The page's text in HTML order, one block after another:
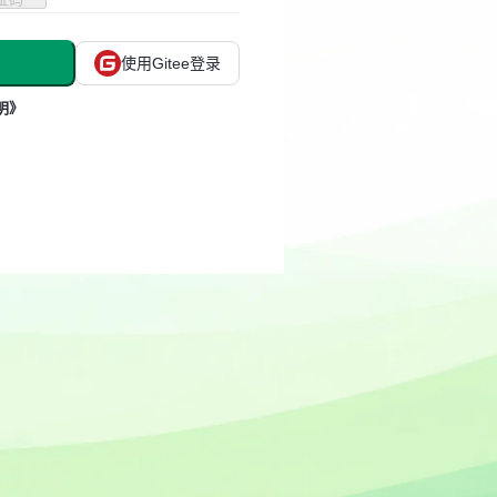
使用Gitee登录
》